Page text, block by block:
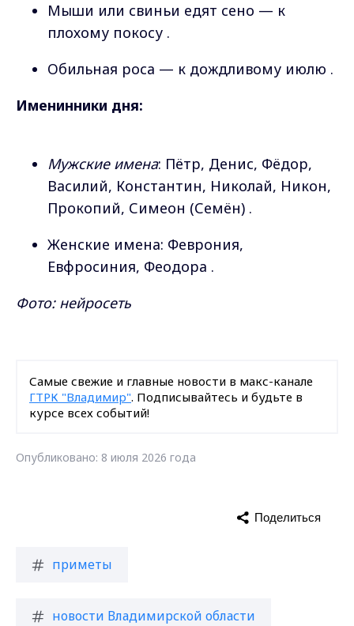
Мыши или свиньи едят сено — к
плохому покосу .
Обильная роса — к дождливому июлю .
Именинники дня:
Мужские имена: Пётр, Денис, Фёдор,
Василий, Константин, Николай, Никон,
Прокопий, Симеон (Семён) .
Женские имена: Феврония,
Евфросиния, Феодора .
Фото: нейросеть
Самые свежие и главные новости в макс-канале
ГТРК "Владимир". Подписывайтесь и будьте в
курсе всех событий!
Опубликовано: 8 июля 2026 года
приметы
новости Владимирской области
Поделиться